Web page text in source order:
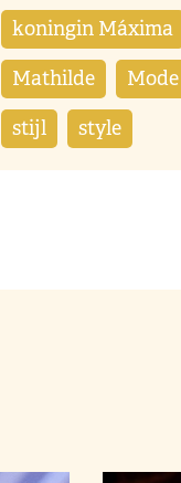
koningin Máxima
Mathilde Mode
stijl style